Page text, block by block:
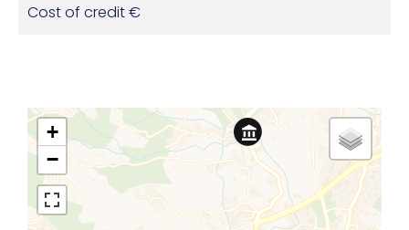
Cost of credit€
+
−